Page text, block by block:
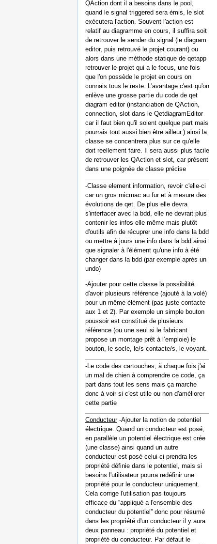
QAction dont il a besoins dans le pool,
quand le signal triggered sera émis, le slot
exécutera l'action. Souvent l'action est
relatif au diagramme en cours, il suffira soit
de retrouver le sender du signal (le diagram
editor, puis retrouvé le projet courant) ou
alors dans une méthode statique de qetapp
retrouver le projet qui a le focus, une fois
que l'on possède le projet en cours on
connais tous le reste. L'avantage c'est qu'on
enlève une grosse partie du code de qet
diagram editor (instanciation de QAction,
connection, slot dans le QetdiagramEditor
car il faut bien qu'il soient quelque part mais
pourrais tout aussi bien être ailleur.) ainsi la
classe se concentrera plus sur ce qu'elle
doit réellement faire. Il sera aussi plus facile
de retrouver les QAction et slot, car présent
dans une poignée de classe précise
-Classe element information, revoir c'elle-ci
car un gros micmac au fur et à mesure des
évolutions de qet. De plus elle devra
s'interfacer avec la bdd, elle ne devrait plus
contenir les infos elle même mais plutôt
d'outils afin de récuprer une info dans la bdd
ou mettre à jours une info dans la bdd ainsi
que signaler à l'élément qu'une info à été
changer dans la bdd (par exemple après un
undo)
-Ajouter pour cette classe la possibilité
d'avoir plusieurs référence (ajouté à la volé)
pour un même élément (pas juste contacte
aux 1 et 2). Par exemple un simple bouton
poussoir est constitué de plusieurs
référence (ou une seul si le fabricant
propose un montage prêt à l’emploie) le
bouton, le socle, le/s contacte/s, le voyant.
-Le code des cartouches, à chaque fois j'ai
un mal de chien à comprendre ce code, ça
part dans tout les sens mais ça marche
donc à voir si c'est utile ou non d'améliorer
cette partie
Conducteur-Ajouter la notion de potentiel
électrique. Quand un conducteur est posé,
en parallèle un potentiel électrique est crée
(une classe) ainsi quand un autre
conducteur est posé celui-ci prendra les
propriété définie dans le potentiel, mais si
besoins l'utilisateur pourra redéfinir une
propriété pour le conducteur uniquement.
Cela corrige l'utilisation pas toujours
efficace du “appliqué a l'ensemble des
conducteur du potentiel” donc pour résumé
dans les propriété d'un conducteur il y aura
deux panneau : propriété du potentiel et
propriété du conducteur. Par défaut le